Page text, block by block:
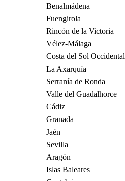
Benalmádena
Fuengirola
Rincón de la Victoria
Vélez-Málaga
Costa del Sol Occidental
La Axarquía
Serranía de Ronda
Valle del Guadalhorce
Cádiz
Granada
Jaén
Sevilla
Aragón
Islas Baleares